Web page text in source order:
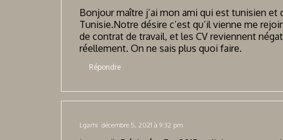
Bonjour maître j’ai mon ami qui est tunisien et
Tunisie.Notre désire c’est qu’il vienne me
de contrat de travail, et les CV reviennent
réellement. On ne sais plus quoi faire.
Répondre
Lgarhi décembre 5, 2021 à 9:32 pm